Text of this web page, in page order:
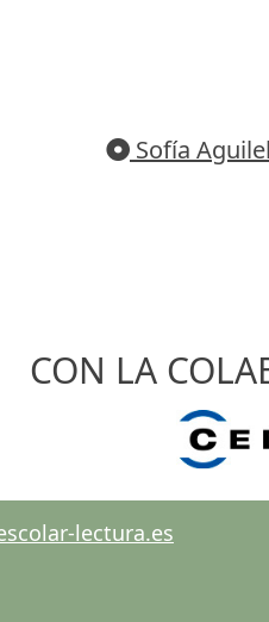
Sofía
CON LA
lectura.es